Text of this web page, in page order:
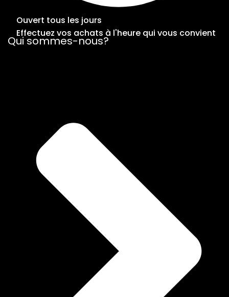
Ouvert tous les jours
Effectuez vos achats à l'heure qui vous convient
Qui sommes-nous?